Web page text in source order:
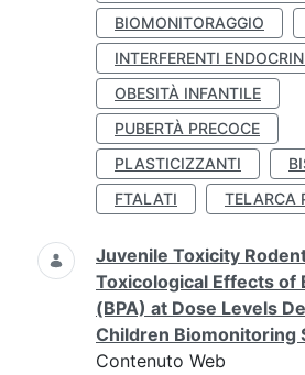
BIOMONITORAGGIO
INTERFERENTI
OBESITÀ INFANTILE
PUBERTÀ PRECOCE
PLASTICIZZANTI
FTALATI
TELARCA
Juvenile Toxicity
Toxicological Effects of
(BPA) at Dose Levels
Children Biomonitoring
Contenuto Web